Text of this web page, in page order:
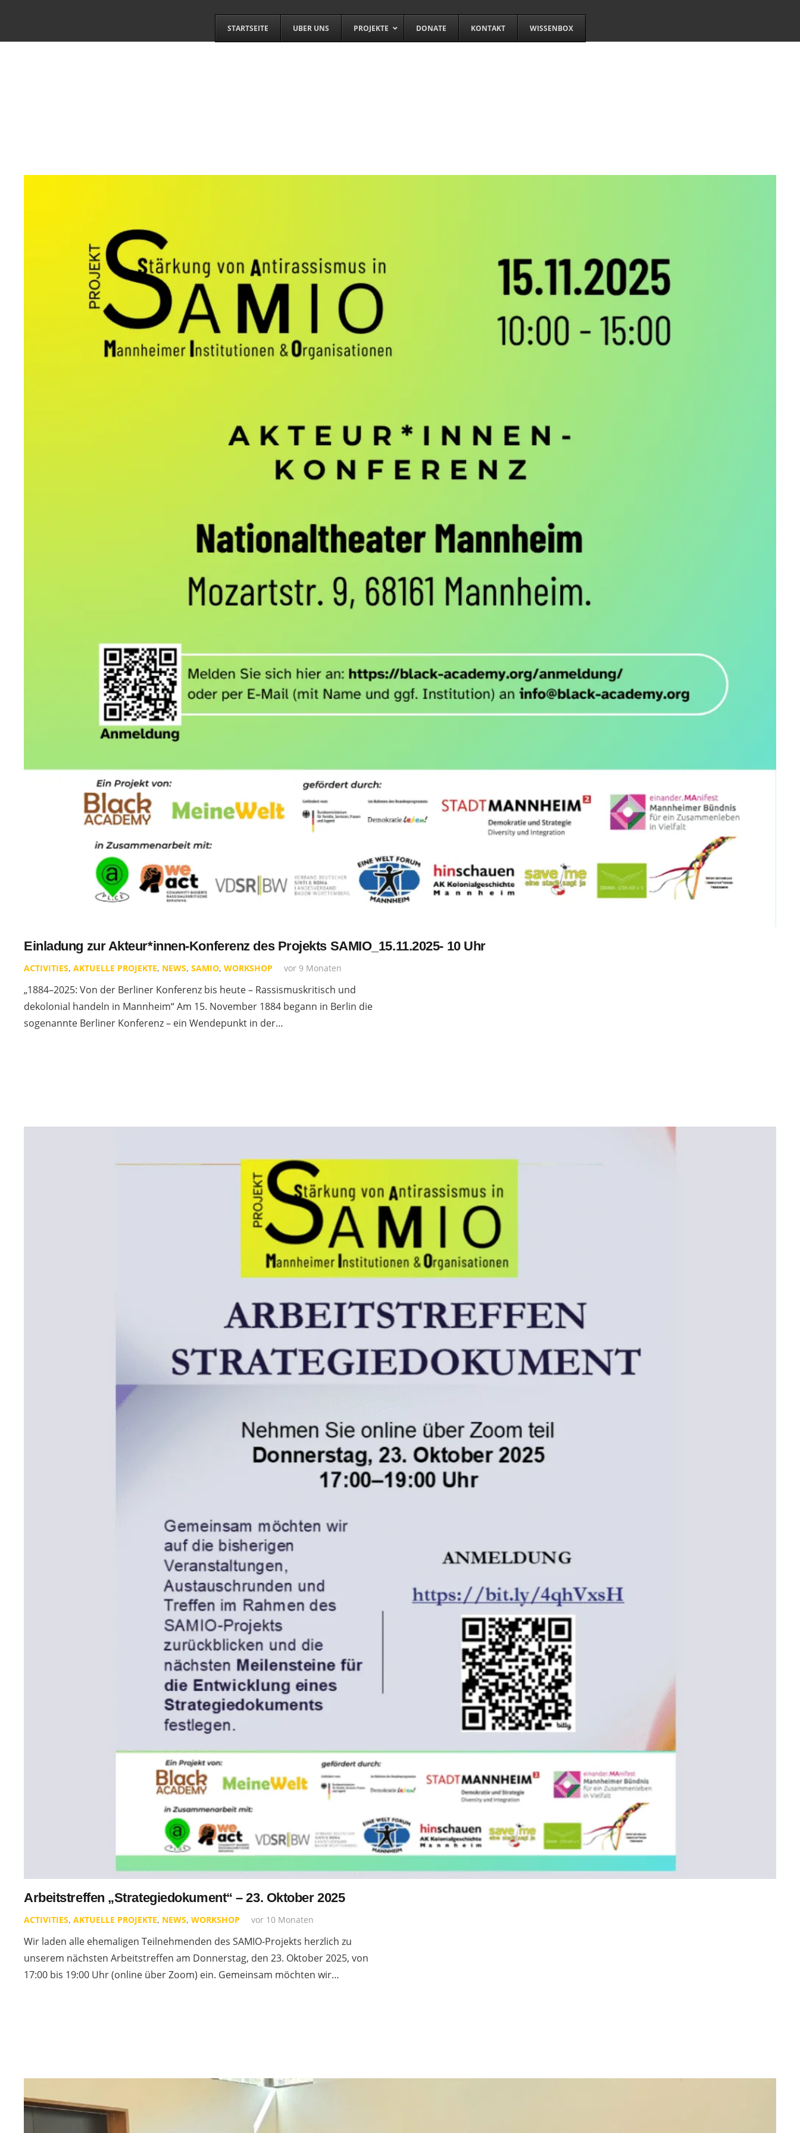
STARTSEITE UBER UNS PROJEKTE DONATE KONTAKT WISSENBOX
Einladung zur Akteur*innen-Konferenz des Projekts SAMIO_15.11.2025- 10 Uhr
ACTIVITIES, AKTUELLE PROJEKTE, NEWS, SAMIO, WORKSHOP vor 9 Monaten
„1884–2025: Von der Berliner Konferenz bis heute – Rassismuskritisch und
dekolonial handeln in Mannheim“ Am 15. November 1884 begann in Berlin die
sogenannte Berliner Konferenz – ein Wendepunkt in der…
Arbeitstreffen „Strategiedokument“ – 23. Oktober 2025
ACTIVITIES, AKTUELLE PROJEKTE, NEWS, WORKSHOP vor 10 Monaten
Wir laden alle ehemaligen Teilnehmenden des SAMIO-Projekts herzlich zu
unserem nächsten Arbeitstreffen am Donnerstag, den 23. Oktober 2025, von
17:00 bis 19:00 Uhr (online über Zoom) ein. Gemeinsam möchten wir…